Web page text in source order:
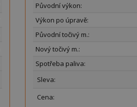
Původní výkon:
Výkon po úpravě:
Původní točivý m.:
Nový točivý m.:
Spotřeba paliva:
Sleva:
Cena: